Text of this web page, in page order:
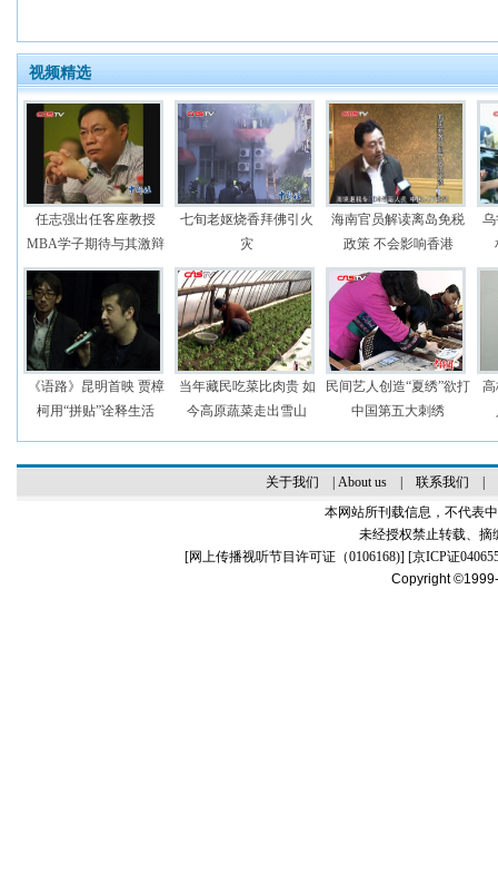
视频精选
任志强出任客座教授
MBA学子期待与其激辩
七旬老妪烧香拜佛引火
灾
海南官员解读离岛免税
政策 不会影响香港
《语路》昆明首映 贾樟
柯用“拼贴”诠释生活
当年藏民吃菜比肉贵 如
今高原蔬菜走出雪山
民间艺人创造“夏绣”欲打
中国第五大刺绣
关于我们 About us| 联系我们
本网站所刊载信息，不代表
未经授权禁止转载、摘
[网上传播视听节目许可证（0106168)] [京ICP证
Copyright